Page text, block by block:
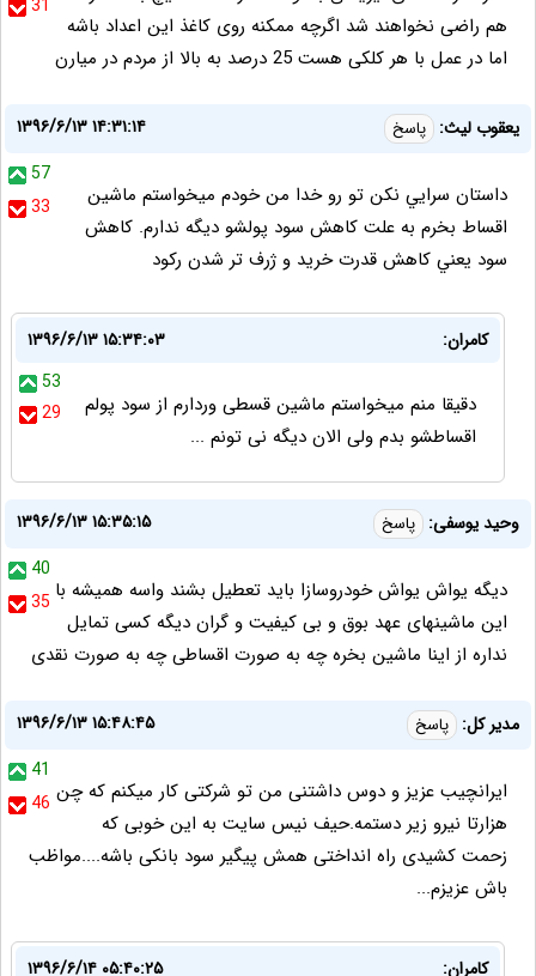
31
هم راضی نخواهند شد اگرچه ممکنه روی کاغذ این اعداد باشه
اما در عمل با هر کلکی هست 25 درصد به بالا از مردم در میارن
يعقوب ليث: پاسخ
۱۳۹۶/۶/۱۳ ۱۴:۳۱:۱۴
57
33
داستان سرايي نكن تو رو خدا من خودم ميخواستم ماشين
اقساط بخرم به علت كاهش سود پولشو ديگه ندارم. كاهش
سود يعني كاهش قدرت خريد و ژرف تر شدن ركود
کامران:
۱۳۹۶/۶/۱۳ ۱۵:۳۴:۰۳
53
29
دقیقا منم میخواستم ماشین قسطی وردارم از سود پولم
اقساطشو بدم ولی الان دیگه نی تونم ...
وحید یوسفی: پاسخ
۱۳۹۶/۶/۱۳ ۱۵:۳۵:۱۵
40
35 دیگه یواش یواش خودروسازا باید تعطیل بشند واسه همیشه با
این ماشینهای عهد بوق و بی کیفیت و گران دیگه کسی تمایل
نداره از اینا ماشین بخره چه به صورت اقساطی چه به صورت نقدی
مدیر کل: پاسخ
۱۳۹۶/۶/۱۳ ۱۵:۴۸:۴۵
41
46 ایرانچیب عزیز و دوس داشتنی من تو شرکتی کار میکنم که چن
هزارتا نیرو زیر دستمه.حیف نیس سایت به این خوبی که
زحمت کشیدی راه انداختی همش پیگیر سود بانکی باشه....مواظب
باش عزیزم...
کامران: ۱۳۹۶/۶/۱۴ ۰۵:۴۰:۲۵